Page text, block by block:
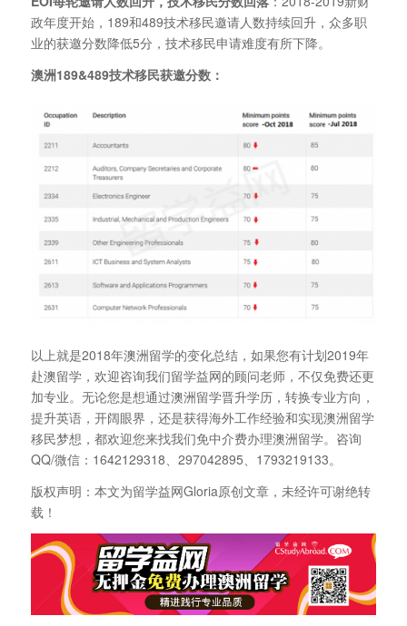
政年度开始，189和489技术移民邀请人数持续回升，众多职
业的获邀分数降低5分，技术移民申请难度有所下降。
澳洲189&489技术移民获邀分数：
以上就是2018年澳洲留学的变化总结，如果您有计划2019年
赴澳留学，欢迎咨询我们留学益网的顾问老师，不仅免费还更
加专业。无论您是想通过澳洲留学晋升学历，转换专业方向，
提升英语，开阔眼界，还是获得海外工作经验和实现澳洲留学
移民梦想，都欢迎您来找我们免中介费办理澳洲留学。咨询
QQ/微信：1642129318、297042895、1793219133。
版权声明：本文为留学益网Gloria原创文章，未经许可谢绝转
载！